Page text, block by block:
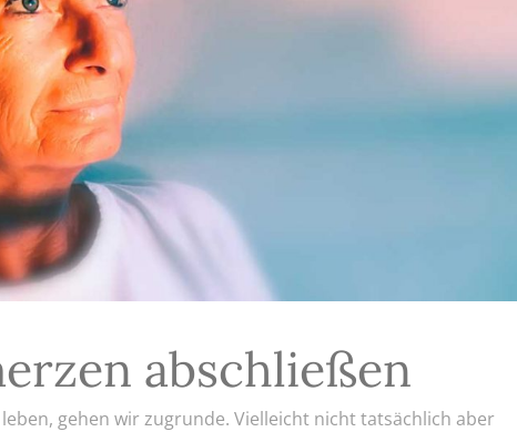
abschließen
gehen wir zugrunde. Vielleicht nicht tatsächlich aber